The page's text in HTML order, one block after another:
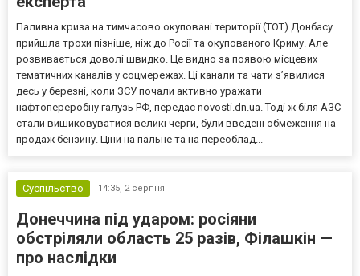
Паливна криза на тимчасово окуповані території (ТОТ) Донбасу
прийшла трохи пізніше, ніж до Росії та окупованого Криму. Але
розвивається доволі швидко. Це видно за появою місцевих
тематичних каналів у соцмережах. Ці канали та чати з’явилися
десь у березні, коли ЗСУ почали активно уражати
нафтопереробну галузь РФ, передає novosti.dn.ua. Тоді ж біля АЗС
стали вишиковуватися великі черги, були введені обмеження на
продаж бензину. Ціни на пальне та на переоблад...
Суспільство 14:35, 2 серпня
Донеччина під ударом: росіяни
обстріляли область 25 разів, Філашкін —
про наслідки